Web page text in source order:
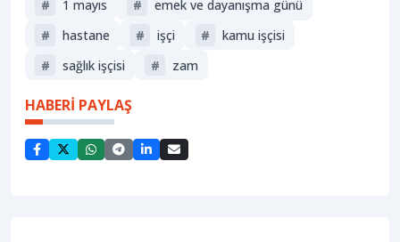
# 1 mayıs #
emek ve dayanışma günü
#
hastane # işçi #
kamu işçisi
#
sağlık işçisi # zam
HABERİ PAYLAŞ